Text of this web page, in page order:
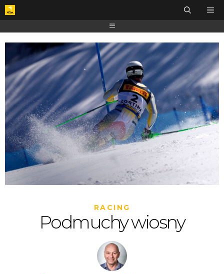
RACING
Podmuchy wiosny